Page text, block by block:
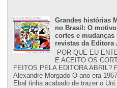
Grandes histórias
no Brasil: O
cortes e mudanças
revistas da Editora
POR QUE EU
E ACEITO OS
FEITOS PELA EDITORA ABRIL?
Alexandre Morgado O ano era
Ebal tinha acabado de trazer o